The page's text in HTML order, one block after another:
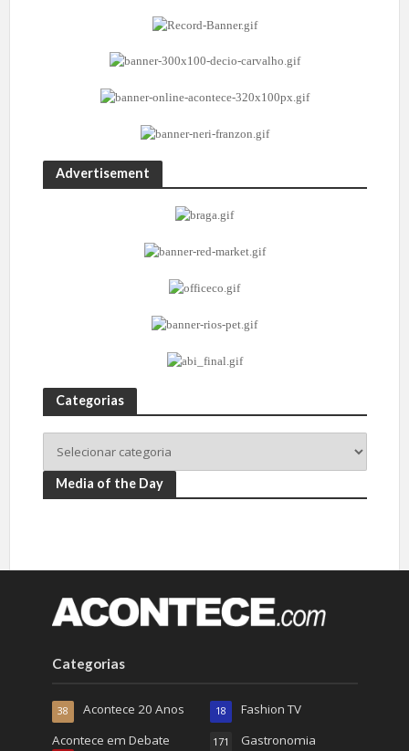
Advertisement
Categorias
Media of the Day
Categorias
Acontece 20 Anos
38
Acontece em Debate
Fashion TV
18
Gastronomia
171